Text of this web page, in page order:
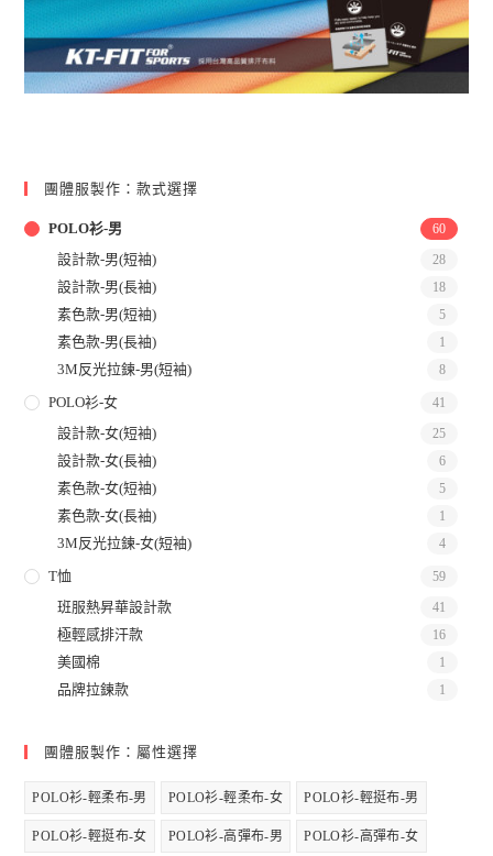
團體服製作：款式選擇
POLO衫-男 60
設計款-男(短袖) 28
設計款-男(長袖) 18
素色款-男(短袖) 5
素色款-男(長袖) 1
3M反光拉鍊-男(短袖) 8
POLO衫-女 41
設計款-女(短袖) 25
設計款-女(長袖) 6
素色款-女(短袖) 5
素色款-女(長袖) 1
3M反光拉鍊-女(短袖) 4
T恤 59
班服熱昇華設計款 41
極輕感排汗款 16
美國棉 1
品牌拉鍊款 1
團體服製作：屬性選擇
POLO衫-輕柔布-男 POLO衫-輕柔布-女 POLO衫-輕挺布-男
POLO衫-輕挺布-女 POLO衫-高彈布-男 POLO衫-高彈布-女